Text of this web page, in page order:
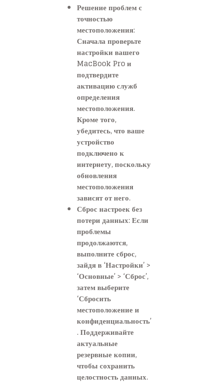
Решение проблем с
точностью
местоположения:
Сначала проверьте
настройки вашего
MacBook Pro и
подтвердите
активацию служб
определения
местоположения.
Кроме того,
убедитесь, что ваше
устройство
подключено к
интернету, поскольку
обновления
местоположения
зависят от него.
Сброс настроек без
потери данных: Если
проблемы
продолжаются,
выполните сброс,
зайдя в ‘Настройки’ >
‘Основные’ > ‘Сброс’,
затем выберите
‘Сбросить
местоположение и
конфиденциальность’
. Поддерживайте
актуальные
резервные копии,
чтобы сохранить
целостность данных.